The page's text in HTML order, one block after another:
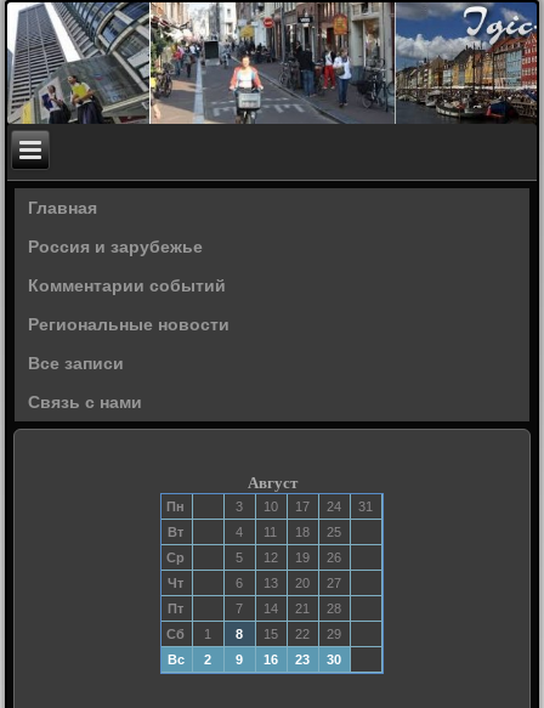
Главная
Россия и зарубежье
Комментарии событий
Региональные новости
Все записи
Связь с нами
Август
Пн 3 10 17 24
31
Вт
4 11 18
25
Ср
5 12 19
26
Чт
6 13 20
27
Пт
7 14 21
28
Сб
1 8 15 22
29
Вс
2 9 16 23 30